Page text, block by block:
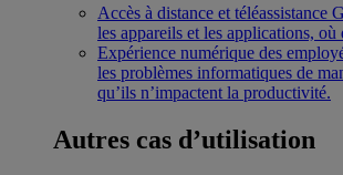
Accès à distance et téléassistance
les appareils et les applications, où
Expérience numérique des
les problèmes informatiques de
qu’ils n’impactent la productivité.
Autres cas d’utilisation